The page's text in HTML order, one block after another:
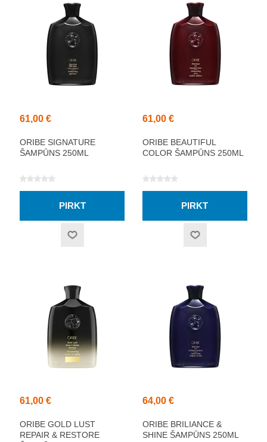
61,00 €
ORIBE SIGNATURE
ŠAMPŪNS 250ML
61,00 €
ORIBE BEAUTIFUL
COLOR ŠAMPŪNS 250ML
61,00 €
ORIBE GOLD LUST
REPAIR & RESTORE
64,00 €
ORIBE BRILIANCE &
SHINE ŠAMPŪNS 250ML